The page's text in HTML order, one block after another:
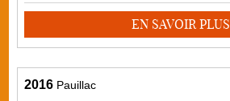
EN SAVOIR PLUS
2016 Pauillac